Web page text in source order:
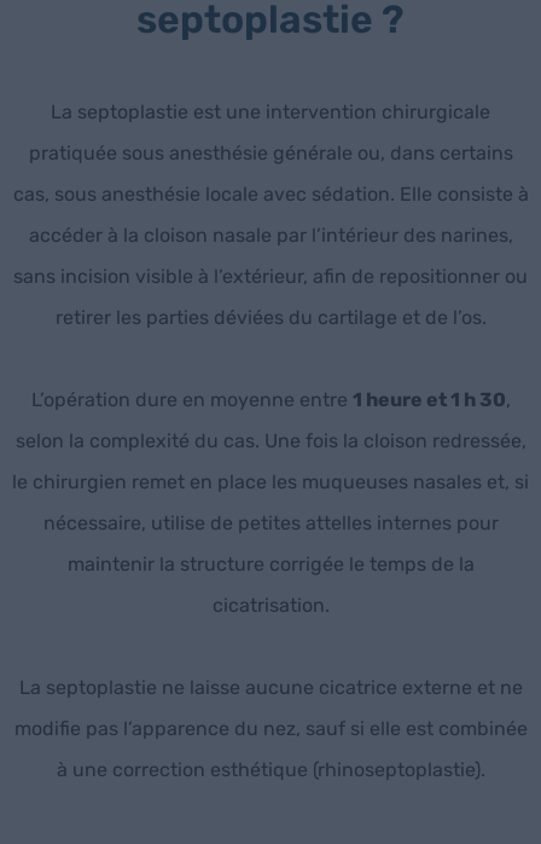
septoplastie ?
La septoplastie est une intervention chirurgicale
pratiquée sous anesthésie générale ou, dans certains
cas, sous anesthésie locale avec sédation. Elle consiste à
accéder à la cloison nasale par l’intérieur des narines,
sans incision visible à l’extérieur, afin de repositionner ou
retirer les parties déviées du cartilage et de l’os.
L’opération dure en moyenne entre 1 heure et 1 h 30,
selon la complexité du cas. Une fois la cloison redressée,
le chirurgien remet en place les muqueuses nasales et, si
nécessaire, utilise de petites attelles internes pour
maintenir la structure corrigée le temps de la
cicatrisation.
La septoplastie ne laisse aucune cicatrice externe et ne
modifie pas l’apparence du nez, sauf si elle est combinée
à une correction esthétique (rhinoseptoplastie).